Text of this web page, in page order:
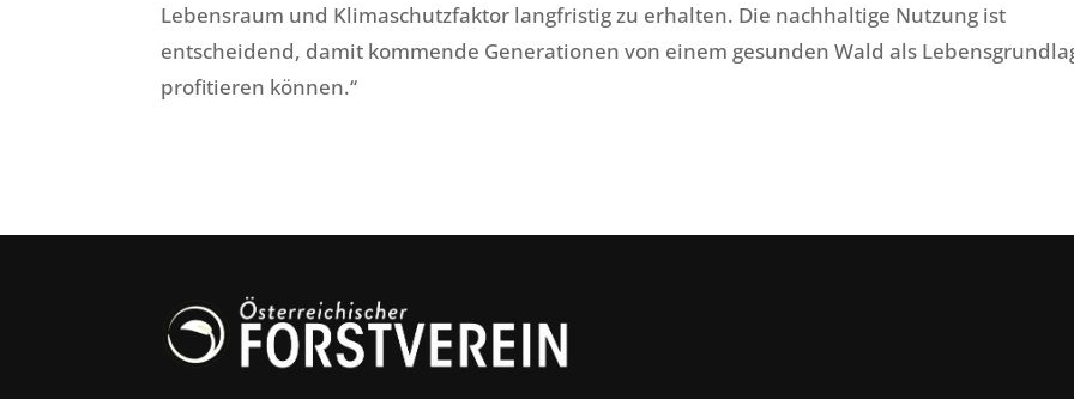
Lebensraum und Klimaschutzfaktor langfristig zu erhalten. Die nachhaltige Nutzung ist
entscheidend, damit kommende Generationen von einem gesunden Wald als
profitieren können.‘‘